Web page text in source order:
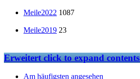
Meile2022 1087
Meile2019 23
Erweitertclick to expand contents
Am häufigsten angesehen